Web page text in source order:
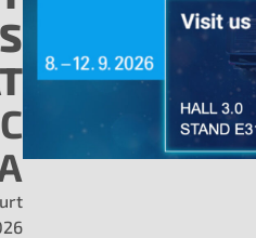
Cyl EJ253 Petrol
Cyl EJ253 LPG (with or
Cyl EJ253 Petrol
Cyl EJ253 Petrol
Cyl EJ253 Petrol